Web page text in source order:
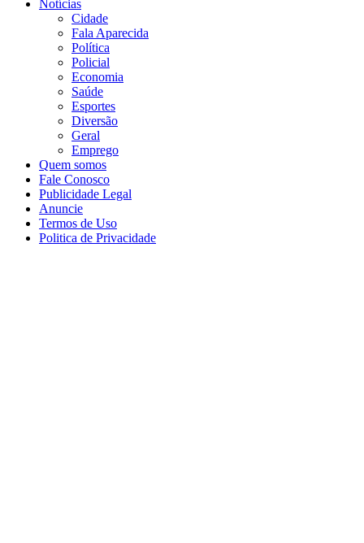
Notícias
Cidade
Fala Aparecida
Política
Policial
Economia
Saúde
Esportes
Diversão
Geral
Emprego
Quem somos
Fale Conosco
Publicidade Legal
Anuncie
Termos de Uso
Politica de Privacidade